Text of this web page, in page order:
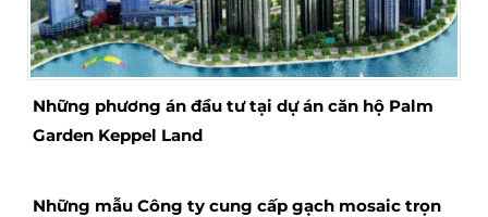
Những phương án đầu tư tại dự án căn hộ Palm
Garden Keppel Land
Những mẫu Công ty cung cấp gạch mosaic trọn